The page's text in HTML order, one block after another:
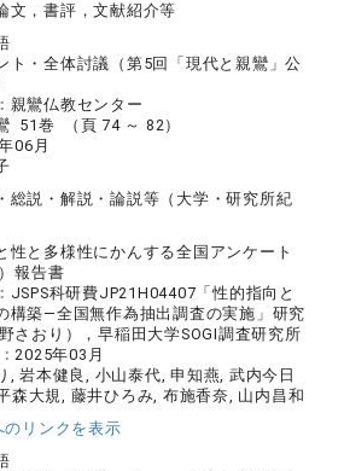
文，書評，文献紹介等
ト・全体討議（第5回「現代と親鸞」公
親鸞仏教センター
51巻 （頁 74 ～ 82）
06月
総説・解説・論説等（大学・研究所紀
性と多様性にかんする全国アンケート
報告書
JSPS科研費JP21H04407「性的指向と
構築―全国無作為抽出調査の実施」研究
さおり），早稲田大学SOGI調査研究所
2025年03月
, 岩本健良, 小山泰代, 申知燕, 武内今日
森大規, 藤井ひろみ, 布施香奈, 山内昌和
のリンクを表示